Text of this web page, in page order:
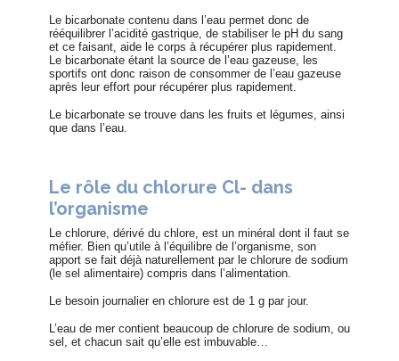
Le bicarbonate contenu dans l’eau permet donc de
rééquilibrer l’acidité gastrique, de stabiliser le pH du sang
et ce faisant, aide le corps à récupérer plus rapidement.
Le bicarbonate étant la source de l’eau gazeuse, les
sportifs ont donc raison de consommer de l’eau gazeuse
après leur effort pour récupérer plus rapidement.
Le bicarbonate se trouve dans les fruits et légumes, ainsi
que dans l’eau.
Le rôle du chlorure Cl- dans
l’organisme
Le chlorure, dérivé du chlore, est un minéral dont il faut se
méfier. Bien qu’utile à l’équilibre de l’organisme, son
apport se fait déjà naturellement par le chlorure de sodium
(le sel alimentaire) compris dans l’alimentation.
Le besoin journalier en chlorure est de 1 g par jour.
L’eau de mer contient beaucoup de chlorure de sodium, ou
sel, et chacun sait qu’elle est imbuvable…